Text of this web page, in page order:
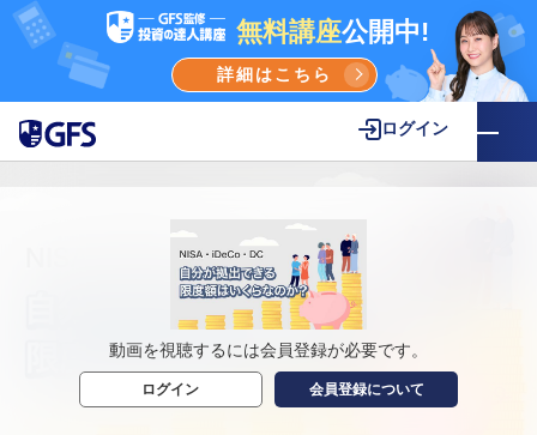
無料講座公開中!
詳細はこちら
ログイン
動画を視聴するには会員登録が必要です。
ログイン 会員登録について